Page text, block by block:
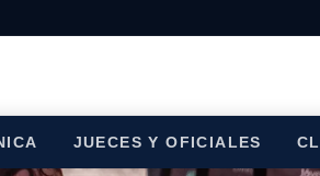
JUECES Y OFICIALES